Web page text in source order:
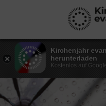
Kirchenjahr
herunterladen
Kostenlos auf